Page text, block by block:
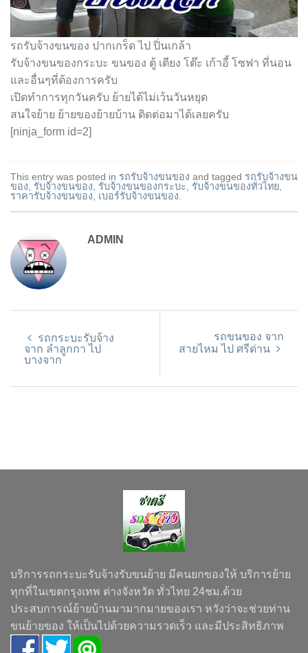
รถรับจ้างขนของ ปากเกร็ด ไป ปิ่นเกล้า
รับจ้างขนของกระบะ ขนของ ตู้ เตียง โต๊ะ เก้าอี้ โซฟา ที่นอน
และอื่นๆที่ต้องการครับ
เปิดทำการทุกวันครับ ย้ายได้ไม่เว้นวันหยุด
สนใจย้าย ย้ายของย้ายบ้าน ติดต่อมาได้เลยครับ
[ninja_form id=2]
This entry was posted in รถรับจ้างขนของ and tagged รถรับจ้างขน
ของ, รับจ้างขนของ, รับจ้างขนของกระบะ, รับจ้างขนของทั่วไทย,
ราคารับจ้างขนของ, เบอร์รับจ้างขนของ.
ADMIN
รถกระบะรับจ้าง
จาก ลำลูกกา ไป
บางจาก
รถขนของ จาก
สายไหม ไป ศรีด่าน
บริการรถกระบะรับจ้างรับขนย้าย มีคนยกของให้ บริการย้าย
ทุกที่ในเขตกรุงเทพ ต่างจังหวัด ทั่วไทย 24ชม.ด้วย
ประสบการณ์ย้ายบ้านมามากมายของเรา หวังว่าจะช่วยท่าน
ขนย้ายของ ให้เป็นไปด้วยความรวดเร็ว และมีประสิทธิภาพ